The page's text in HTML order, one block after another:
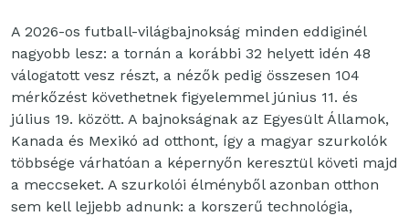
A 2026-os futball-világbajnokság minden eddiginél
nagyobb lesz: a tornán a korábbi 32 helyett idén 48
válogatott vesz részt, a nézők pedig összesen 104
mérkőzést követhetnek figyelemmel június 11. és
július 19. között. A bajnokságnak az Egyesült Államok,
Kanada és Mexikó ad otthont, így a magyar szurkolók
többsége várhatóan a képernyőn keresztül követi majd
a meccseket. A szurkolói élményből azonban otthon
sem kell lejjebb adnunk: a korszerű technológia,